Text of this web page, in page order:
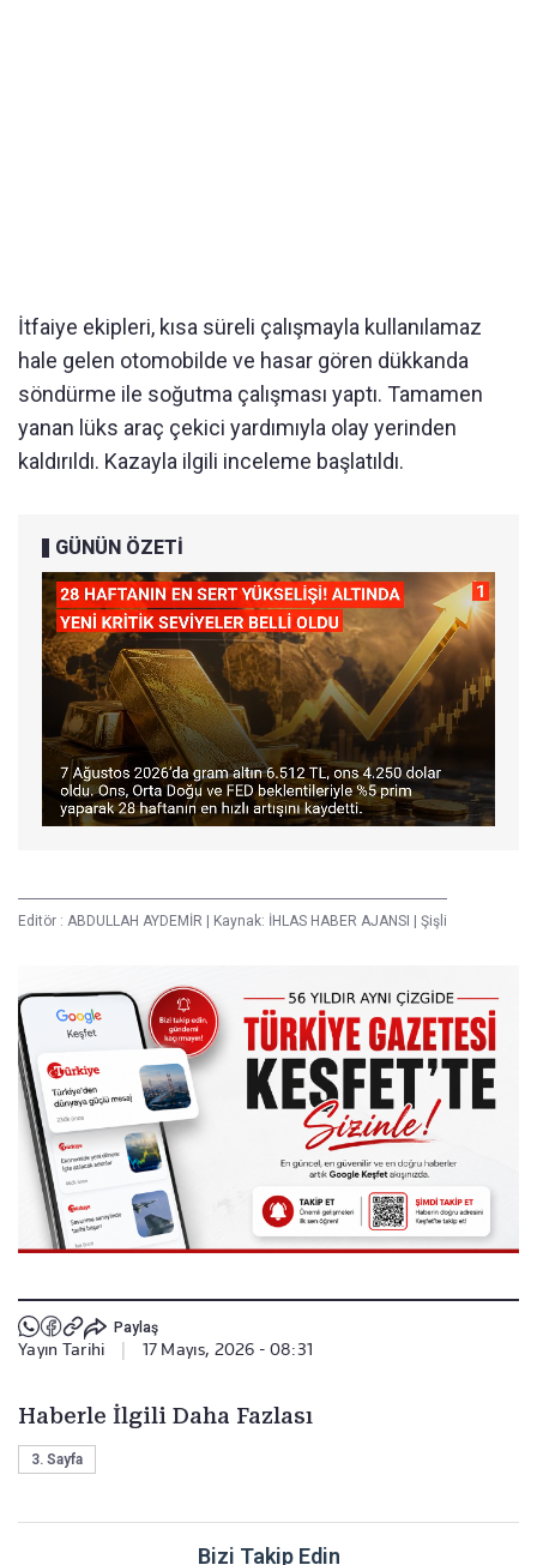
İtfaiye ekipleri, kısa süreli çalışmayla kullanılamaz
hale gelen otomobilde ve hasar gören dükkanda
söndürme ile soğutma çalışması yaptı. Tamamen
yanan lüks araç çekici yardımıyla olay yerinden
kaldırıldı. Kazayla ilgili inceleme başlatıldı.
GÜNÜN ÖZETİ
Editör : ABDULLAH AYDEMİR Kaynak: İHLAS HABER AJANSI Şişli
Paylaş
Yayın Tarihi 17 Mayıs, 2026 - 08:31
Haberle İlgili Daha Fazlası
3. Sayfa
Bizi Takip Edin